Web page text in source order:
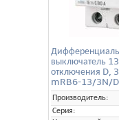
выключатель
отключения D,
mRB6-13/3N/
Производитель:
Серия: